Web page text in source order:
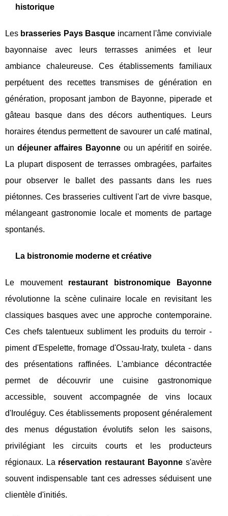
historique
Les brasseries Pays Basque incarnent l'âme conviviale
bayonnaise avec leurs terrasses animées et leur
ambiance chaleureuse. Ces établissements familiaux
perpétuent des recettes transmises de génération en
génération, proposant jambon de Bayonne, piperade et
gâteau basque dans des décors authentiques. Leurs
horaires étendus permettent de savourer un café matinal,
un déjeuner affaires Bayonne ou un apéritif en soirée.
La plupart disposent de terrasses ombragées, parfaites
pour observer le ballet des passants dans les rues
piétonnes. Ces brasseries cultivent l'art de vivre basque,
mélangeant gastronomie locale et moments de partage
spontanés.
La bistronomie moderne et créative
Le mouvement restaurant bistronomique Bayonne
révolutionne la scène culinaire locale en revisitant les
classiques basques avec une approche contemporaine.
Ces chefs talentueux subliment les produits du terroir -
piment d'Espelette, fromage d'Ossau-Iraty, txuleta - dans
des présentations raffinées. L'ambiance décontractée
permet de découvrir une cuisine gastronomique
accessible, souvent accompagnée de vins locaux
d'Irouléguy. Ces établissements proposent généralement
des menus dégustation évolutifs selon les saisons,
privilégiant les circuits courts et les producteurs
régionaux. La réservation restaurant Bayonnes'avère
souvent indispensable tant ces adresses séduisent une
clientèle d'initiés.